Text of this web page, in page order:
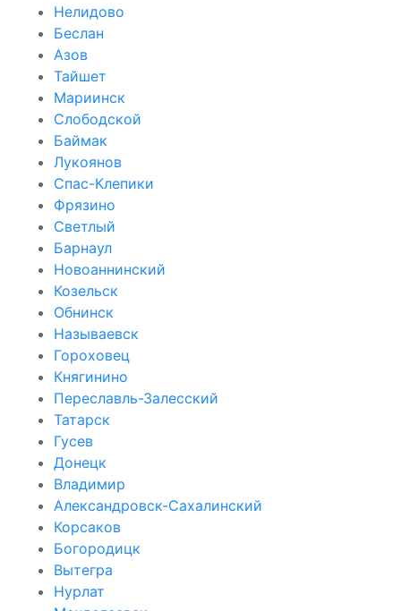
Нелидово
Беслан
Азов
Тайшет
Мариинск
Слободской
Баймак
Лукоянов
Спас-Клепики
Фрязино
Светлый
Барнаул
Новоаннинский
Козельск
Обнинск
Называевск
Гороховец
Княгинино
Переславль-Залесский
Татарск
Гусев
Донецк
Владимир
Александровск-Сахалинский
Корсаков
Богородицк
Вытегра
Нурлат